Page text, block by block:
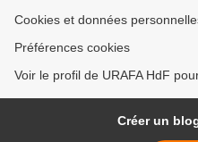
Cookies et données
Préférences cookies
Voir le profil de URAFA HdF
Créer un